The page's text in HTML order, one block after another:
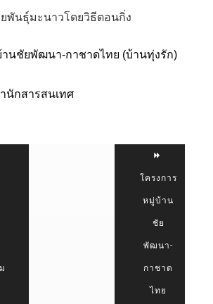
พันธุ์มะนาวโดยวิธีตอนกิ่ง
นชัยพัฒนา-กาชาดไทย (บ้านทุ่งรัก)
นักสารสนเทศ
โครงการ
หมู่บ้าน
ชัย
พัฒนา-
กาชาด
ไทย